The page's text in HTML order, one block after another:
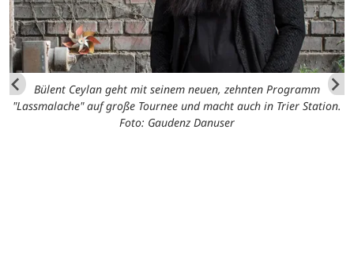
Bülent Ceylan geht mit seinem neuen, zehnten Programm
"Lassmalache" auf große Tournee und macht auch in Trier Station.
Foto: Gaudenz Danuser